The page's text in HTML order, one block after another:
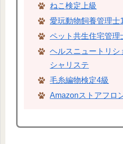
ねこ検定上級
愛玩動物飼養管理士
ペット共生住宅管理
ヘルスニュートリシ
シャリステ
毛糸編物検定4級
Amazonストアフロ